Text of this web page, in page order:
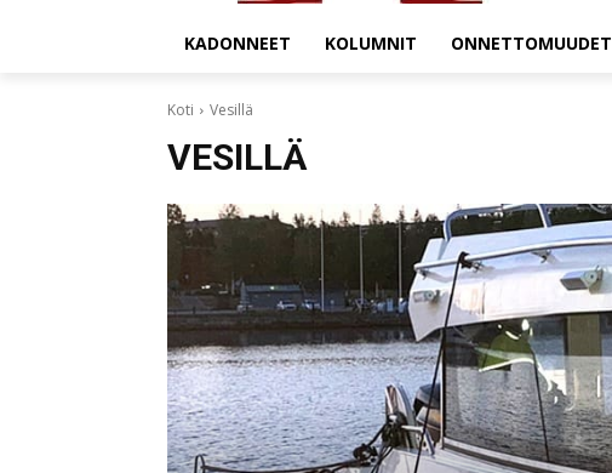
KADONNEET KOLUMNIT ONNETTOMUUDET
Koti Vesillä
VESILLÄ